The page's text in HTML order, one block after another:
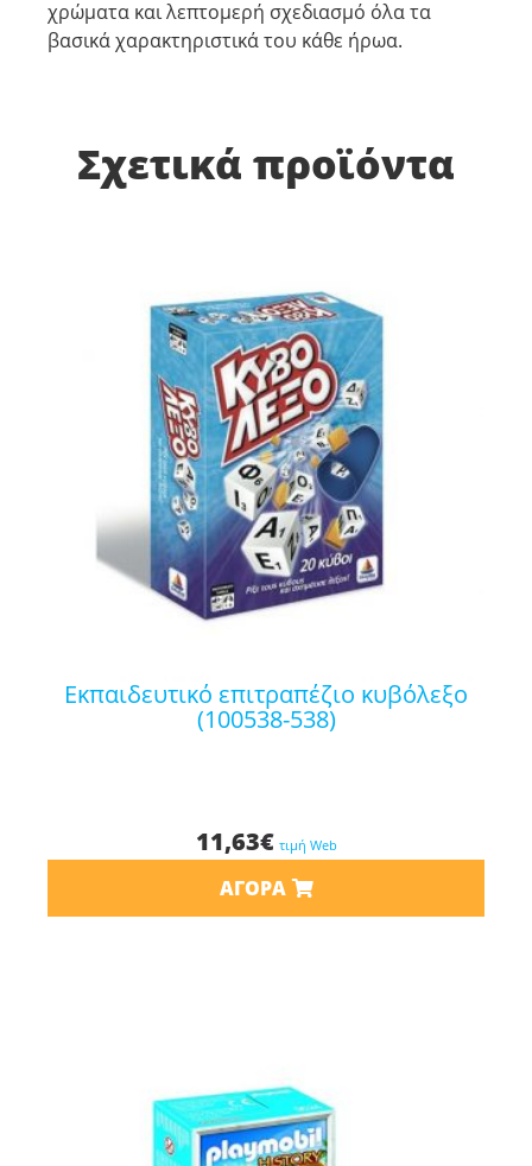
χρώματα και λεπτομερή σχεδιασμό όλα τα
βασικά χαρακτηριστικά του κάθε ήρωα.
Σχετικά προϊόντα
εκπαιδευτικό επιτραπέζιο κυβόλεξο
(100538-538)
11,63€ τιμή Web
ΑΓΟΡΆ